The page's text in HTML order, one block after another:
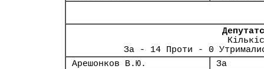
За - 14 Проти - 0
Арешонков В.Ю.
За